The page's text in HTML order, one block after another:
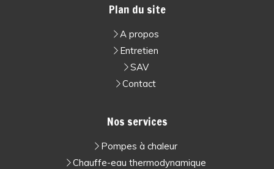
Plan du site
A propos
Entretien
SAV
Contact
Nos services
Pompes à chaleur
Chauffe-eau thermodynamique